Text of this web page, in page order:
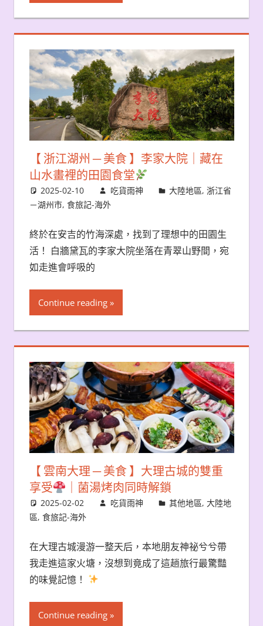
【 浙江湖州 ─ 美食 】李家大院｜藏在
山水畫裡的田園食堂
2025-02-10 吃貨雨神 大陸地區,浙江省
－湖州市, 食旅記-海外
終於在安吉的竹海深處，找到了理想中的田園生
活！ 白牆黛瓦的李家大院坐落在青翠山野間，宛
如走進會呼吸的
Continue reading
【 雲南大理 ─ 美食 】大理古城的雙重
享受
｜菌湯烤肉同時解鎖
2025-02-02 吃貨雨神 其他地區,大陸地
區, 食旅記-海外
在大理古城漫游一整天后，本地朋友神祕兮兮帶
我走進這家火塘，沒想到竟成了這趟旅行最驚豔
的味覺記憶！
Continue reading